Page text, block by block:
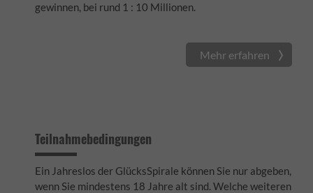
gewinnen, bei rund 1 : 10 Millionen.
Mehr erfahren
Teilnahmebedingungen
Ein Jahreslos der GlücksSpirale können Sie nur abgeben,
wenn Sie mindestens 18 Jahre alt sind. Welche weiteren